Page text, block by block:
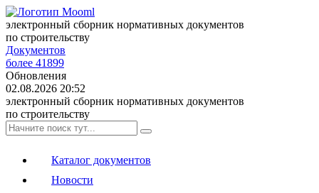
электронный сборник нормативных документов
по строительству
Документов
более 41899
Обновления
02.08.2026 20:52
электронный сборник нормативных документов
по строительству
Каталог документов
Новости